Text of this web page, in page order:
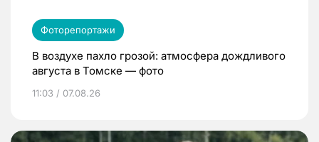
Фоторепортажи
В воздухе пахло грозой: атмосфера дождливого
августа в Томске — фото
11:03 / 07.08.26